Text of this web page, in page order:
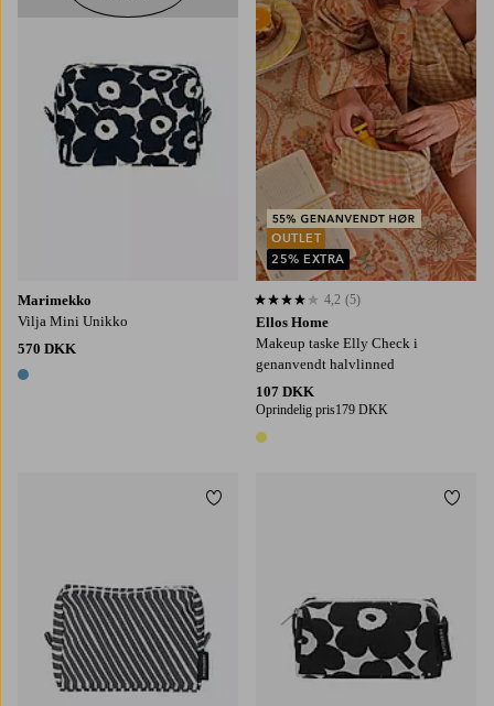
Marimekko
Vilja Mini Unikko
570 DKK
1 farve
Ellos Home
Makeup taske Elly Check i
genanvendt halvlinned
107 DKK
Oprindelig pris179 DKK
1 farve
4,2 baseret på 5 bedømmelser
4,2 (5)
OUTLET
25% EXTRA
Tilføj til favoritter